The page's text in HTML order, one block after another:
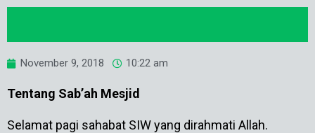
November 9, 2018 10:22 am
Tentang Sab’ah Mesjid
Selamat pagi sahabat SIW yang dirahmati Allah.